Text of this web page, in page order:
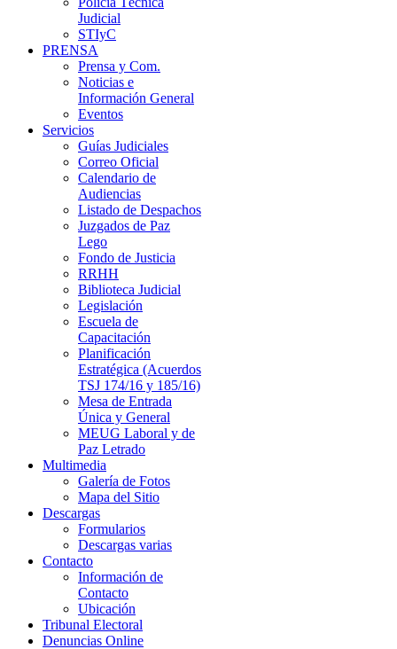
Judicial
STIyC
PRENSA
Prensa y Com.
Noticias e
Información General
Eventos
Servicios
Guías Judiciales
Correo Oficial
Calendario de
Audiencias
Listado de Despachos
Juzgados de Paz
Lego
Fondo de Justicia
RRHH
Biblioteca Judicial
Legislación
Escuela de
Capacitación
Planificación
Estratégica (Acuerdos
TSJ 174/16 y 185/16)
Mesa de Entrada
Única y General
MEUG Laboral y de
Paz Letrado
Multimedia
Galería de Fotos
Mapa del Sitio
Descargas
Formularios
Descargas varias
Contacto
Información de
Contacto
Ubicación
Tribunal Electoral
Denuncias Online